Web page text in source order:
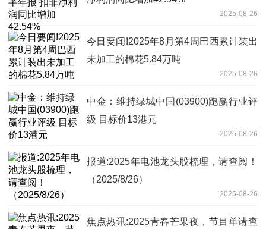
2025-08-26
今日要闻!2025年8月第4周巴西累计装出
未加工的棉花5.84万吨
2025-08-26
中金：维持绿城中国(03900)跑赢行业评
级 目标价13港元
2025-08-26
报道:2025年电池龙头股梳理，请查阅！
（2025/8/26）
2025-08-26
焦点热讯:2025青春芒果夜，节目单请查